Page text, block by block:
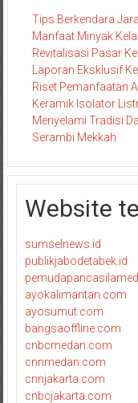
Tips Berkendara
Manfaat Minyak
Revitalisasi Pasar
Laporan Eksklusif
Riset Pemanfaatan
Keramik Isolator
Menyelami Tradisi
Serambi Mekkah
Website
sumselnews.id
publikjabodetabek.id
ayokalimantan.com
ayosumut.com
bangsaoffline.com
cnbcmedan.com
cnnmedan.com
cnnjakarta.com
cnbcjakarta.com